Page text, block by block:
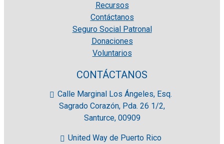
Recursos
Contáctanos
Seguro Social Patronal
Donaciones
Voluntarios
CONTÁCTANOS
Calle Marginal Los Ángeles, Esq.
Sagrado Corazón, Pda. 26 1/2,
Santurce, 00909
United Way de Puerto Rico